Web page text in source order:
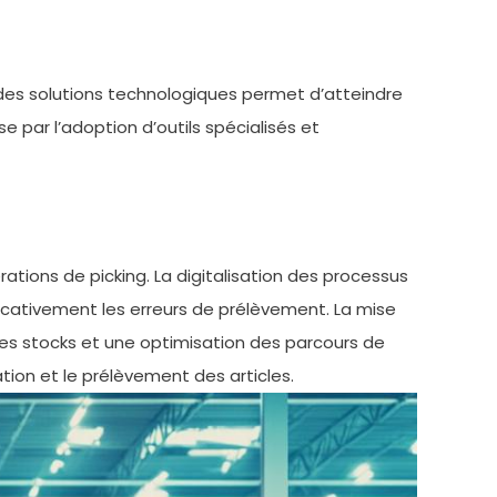
solutions technologiques permet d’atteindre
l’adoption d’outils spécialisés et
de picking. La digitalisation des processus
les erreurs de prélèvement. La mise
stocks et une optimisation des parcours de
et le prélèvement des articles.